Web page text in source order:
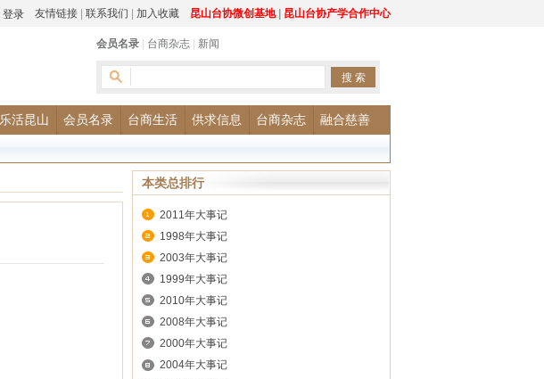
昆山台协微创基地| 昆山台协产学合作中心
友情链接 联系我们 加入收藏
会员名录 台商杂志 新闻
乐活昆山 会员名录 台商生活 供求信息 台商杂志 融合慈善
本类总排行
2011年大事记
1998年大事记
2003年大事记
1999年大事记
2010年大事记
2008年大事记
2000年大事记
2004年大事记